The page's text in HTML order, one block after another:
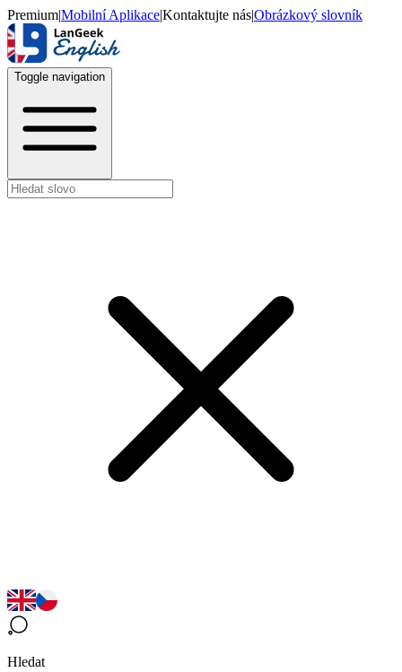
Premium|Mobilní Aplikace|Kontaktujte nás|Obrázkový slovník
Toggle navigation
Hledat